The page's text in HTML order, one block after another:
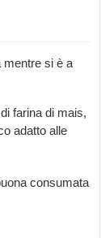
farina di mais,
adatto alle
consumata